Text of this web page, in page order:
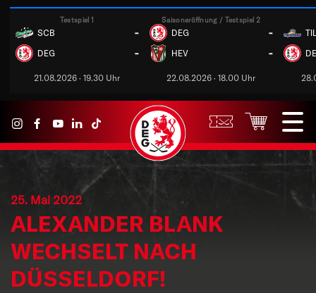
Testspiel 1
SCB -
DEG -
21.08.2026 · 19.30 Uhr
Saisoneröffnung / Testspiel 2
DEG -
HEV -
22.08.2026 · 18.00 Uhr
TIL
25. Mai 2022
ALEXANDER BLANK
WECHSELT NACH
DÜSSELDORF!